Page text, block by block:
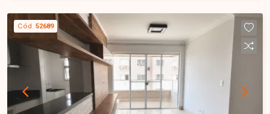
equipados com box, armários e espelhos,
cozinha com armários planejados, lavanderia e
amplo quintal com áreas cimentada e gramada. A
casa conta ainda com interfone, portão e porteiro
eletrônico, oferecendo mais segurança e
comodidade. A garagem possui capacidade para
05 veículos, sendo 02 vagas cobertas e 03
Cód. 52689